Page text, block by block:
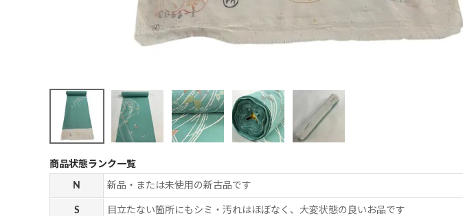
商品状態ランク一覧
N 新品・または未使用の新古品です
S 目立たない箇所にもシミ・汚れはほぼなく、大変状態の良いお品です